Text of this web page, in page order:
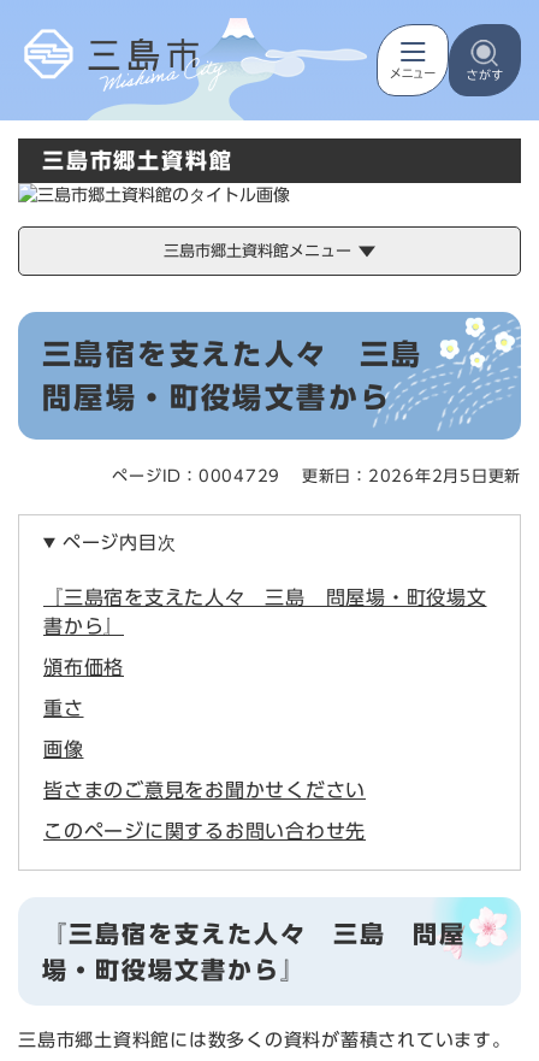
メニューを飛ばして本文へ
三島市郷土資料館
三島市郷土資料館メニュー
本
三島宿を支えた人々 三島
問屋場・町役場文書から
ページID：0004729 更新日：2026年2月5日更新
ページ内目次
『三島宿を支えた人々 三島 問屋場・町役場文
書から』
頒布価格
重さ
画像
皆さまのご意見をお聞かせください
このページに関するお問い合わせ先
『三島宿を支えた人々 三島 問屋
場・町役場文書から』
三島市郷土資料館には数多くの資料が蓄積されています。